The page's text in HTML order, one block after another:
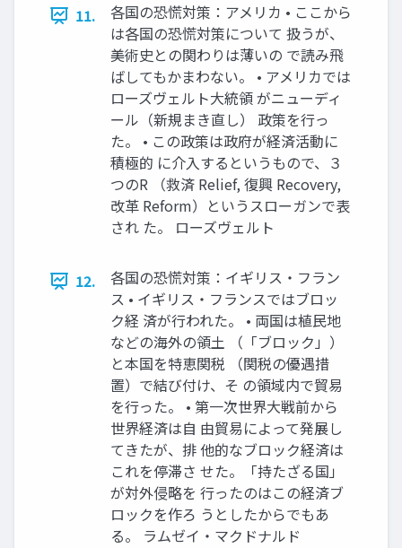
11.
各国の恐慌対策：アメリカ • ここから
は各国の恐慌対策について 扱うが、
美術史との関わりは薄いの で読み飛
ばしてもかまわない。 • アメリカでは
ローズヴェルト大統領 がニューディ
ール（新規まき直し） 政策を行っ
た。 • この政策は政府が経済活動に
積極的 に介入するというもので、３
つのR （救済 Relief, 復興 Recovery,
改革 Reform）というスローガンで表
され た。 ローズヴェルト
12.
各国の恐慌対策：イギリス・フラン
ス • イギリス・フランスではブロッ
ク経 済が行われた。 • 両国は植民地
などの海外の領土 （「ブロック」）
と本国を特恵関税 （関税の優遇措
置）で結び付け、そ の領域内で貿易
を行った。 • 第一次世界大戦前から
世界経済は自 由貿易によって発展し
てきたが、排 他的なブロック経済は
これを停滞さ せた。「持たざる国」
が対外侵略を 行ったのはこの経済ブ
ロックを作ろ うとしたからでもあ
る。 ラムゼイ・マクドナルド